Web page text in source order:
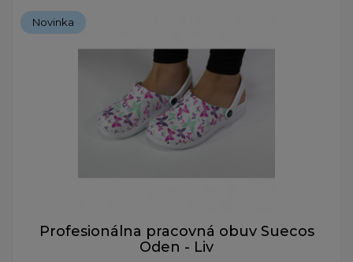
Novinka
Profesionálna pracovná obuv Suecos
Oden - Liv